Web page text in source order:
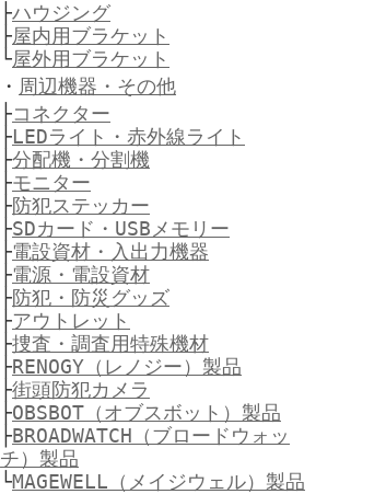
├ハウジング
├屋内用ブラケット
└屋外用ブラケット
・ 周辺機器・その他
├コネクター
├LEDライト・赤外線ライト
├分配機・分割機
├モニター
├防犯ステッカー
├SDカード・USBメモリー
├電設資材・入出力機器
├電源・電設資材
├防犯・防災グッズ
├アウトレット
├捜査・調査用特殊機材
├RENOGY（レノジー）製品
├街頭防犯カメラ
├OBSBOT（オブスボット）製品
├BROADWATCH（ブロードウォッ
チ）製品
└MAGEWELL（メイジウェル）製品